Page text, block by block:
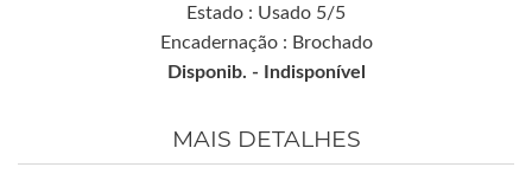
Estado : Usado 5/5
Encadernação : Brochado
Disponib. -
Indisponível
MAIS DETALHES